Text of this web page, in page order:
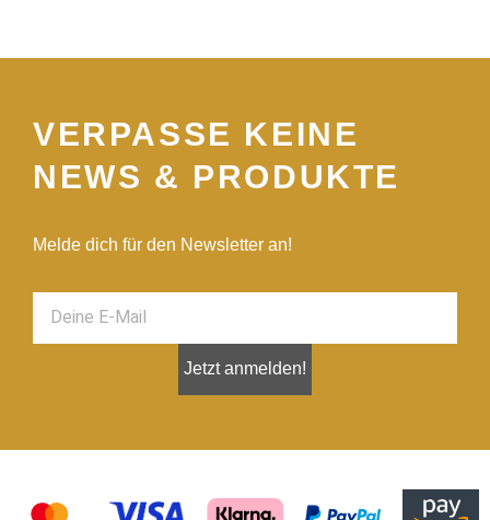
VERPASSE KEINE
NEWS & PRODUKTE
Melde dich für den Newsletter an!
Jetzt anmelden!